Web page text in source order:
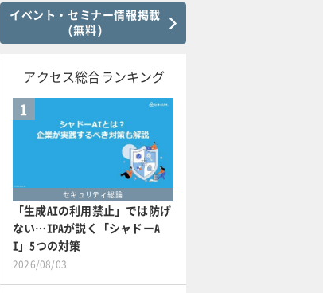
イベント・セミナー情報掲載
(無料)
アクセス総合ランキング
1
セキュリティ総論
「生成AIの利用禁止」では防げ
ない…IPAが説く「シャドーA
I」5つの対策
2026/08/03